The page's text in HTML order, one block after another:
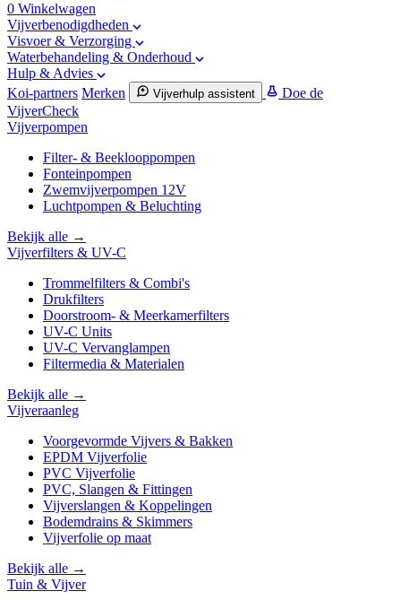
0 Winkelwagen
Vijverbenodigdheden
Visvoer & Verzorging
Waterbehandeling & Onderhoud
Hulp & Advies
Koi-partners Merken Vijverhulp assistent
Doe de
VijverCheck
Vijverpompen
Filter- & Beeklooppompen
Fonteinpompen
Zwemvijverpompen 12V
Luchtpompen & Beluchting
Bekijk alle →
Vijverfilters & UV-C
Trommelfilters & Combi's
Drukfilters
Doorstroom- & Meerkamerfilters
UV-C Units
UV-C Vervanglampen
Filtermedia & Materialen
Bekijk alle →
Vijveraanleg
Voorgevormde Vijvers & Bakken
EPDM Vijverfolie
PVC Vijverfolie
PVC, Slangen & Fittingen
Vijverslangen & Koppelingen
Bodemdrains & Skimmers
Vijverfolie op maat
Bekijk alle →
Tuin & Vijver